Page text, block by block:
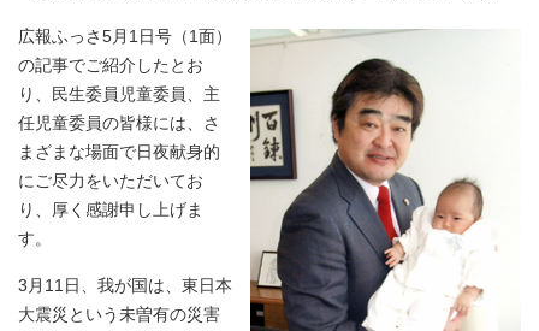
広報ふっさ5月1日号（1面）
の記事でご紹介したとお
り、民生委員児童委員、主
任児童委員の皆様には、さ
まざまな場面で日夜献身的
にご尽力をいただいてお
り、厚く感謝申し上げま
す。
3月11日、我が国は、東日本
大震災という未曽有の災害